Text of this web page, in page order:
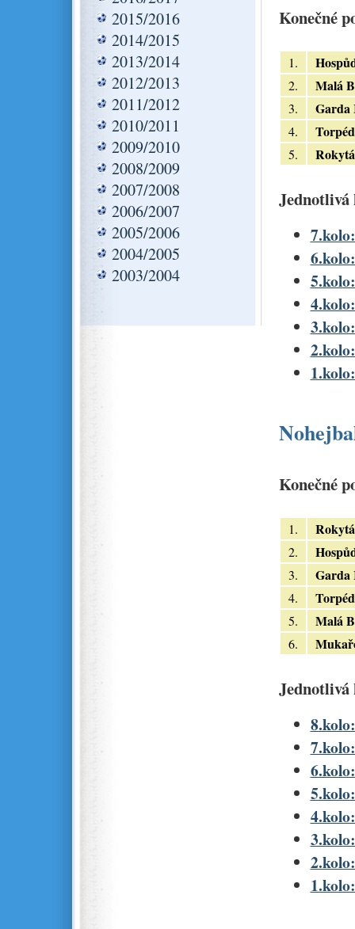
2015/2016
2014/2015
2013/2014
2012/2013
2011/2012
2010/2011
2009/2010
2008/2009
2007/2008
2006/2007
2005/2006
2004/2005
2003/2004
Konečné
1.
2. Malá
3. Garda
4.
5. Rokytá
Jednotlivá
Konečné
1. Rokytá
2.
3. Garda
4.
5. Malá
6.
Jednotlivá